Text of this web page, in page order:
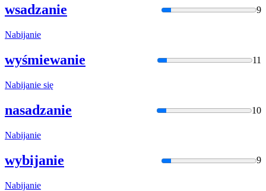
wsadzanie 9
Nabijanie
wyśmiewanie 11
Nabijanie się
nasadzanie 10
Nabijanie
wybijanie 9
Nabijanie